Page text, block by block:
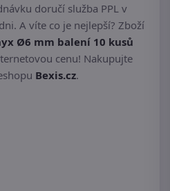
doručí služba PPL v
A víte co je nejlepší? Zboží
Ø6 mm balení 10 kusů
cenu! Nakupujte
Bexis.cz.